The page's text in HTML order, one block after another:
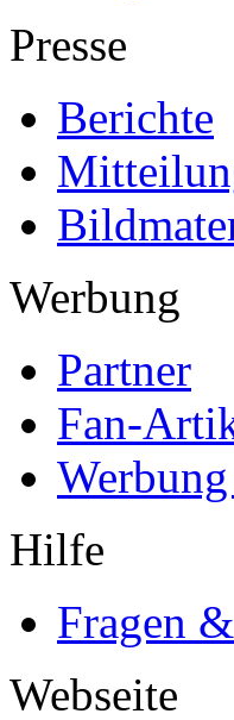
Presse
Berichte
Werbung
Partner
Fan-
Hilfe
Fragen
Webseite